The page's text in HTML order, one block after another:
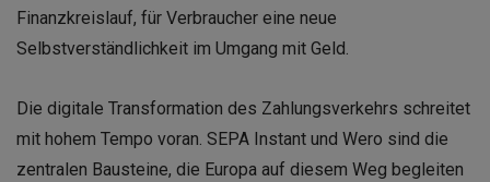
Finanzkreislauf, für Verbraucher eine neue
Selbstverständlichkeit im Umgang mit Geld.
Die digitale Transformation des Zahlungsverkehrs schreitet
mit hohem Tempo voran. SEPA Instant und Wero sind die
zentralen Bausteine, die Europa auf diesem Weg begleiten